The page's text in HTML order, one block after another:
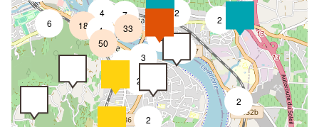
2
2
2
2
2
8
6
4
4
18
7
2
3
50
33